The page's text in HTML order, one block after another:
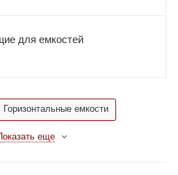
для емкостей
Горизонтальные емкости
еще